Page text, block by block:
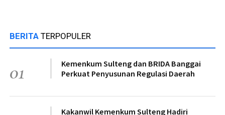
BERITA TERPOPULER
01
Kemenkum Sulteng dan BRIDA Banggai
Perkuat Penyusunan Regulasi Daerah
Kakanwil Kemenkum Sulteng Hadiri